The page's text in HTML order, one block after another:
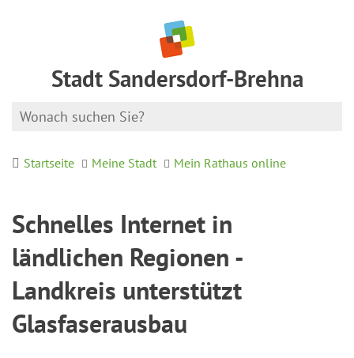
Stadt Sandersdorf-Brehna
Startseite Meine Stadt Mein Rathaus online
Schnelles Internet in
ländlichen Regionen -
Landkreis unterstützt
Glasfaserausbau